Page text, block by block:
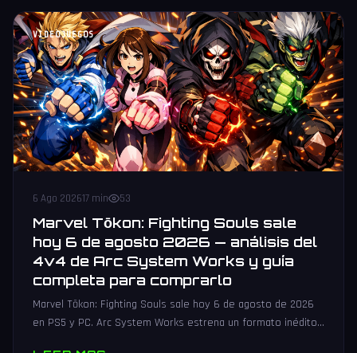
VIDEOJUEGOS
6 Ago 202617 min 53
Marvel Tōkon: Fighting Souls sale
hoy 6 de agosto 2026 — análisis del
4v4 de Arc System Works y guía
completa para comprarlo
Marvel Tōkon: Fighting Souls sale hoy 6 de agosto de 2026
en PS5 y PC. Arc System Works estrena un formato inédito